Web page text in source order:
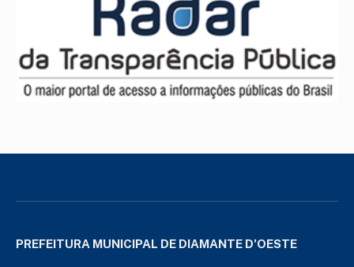
PREFEITURA MUNICIPAL DE DIAMANTE D'OESTE